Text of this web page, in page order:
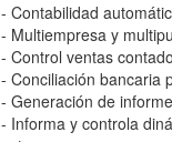
- Contabilidad
- Multiempresa y
- Control ventas
- Conciliación bancaria
- Generación de
- Informa y controla